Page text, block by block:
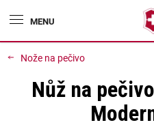
na
Nože na pečivo
Nůž na